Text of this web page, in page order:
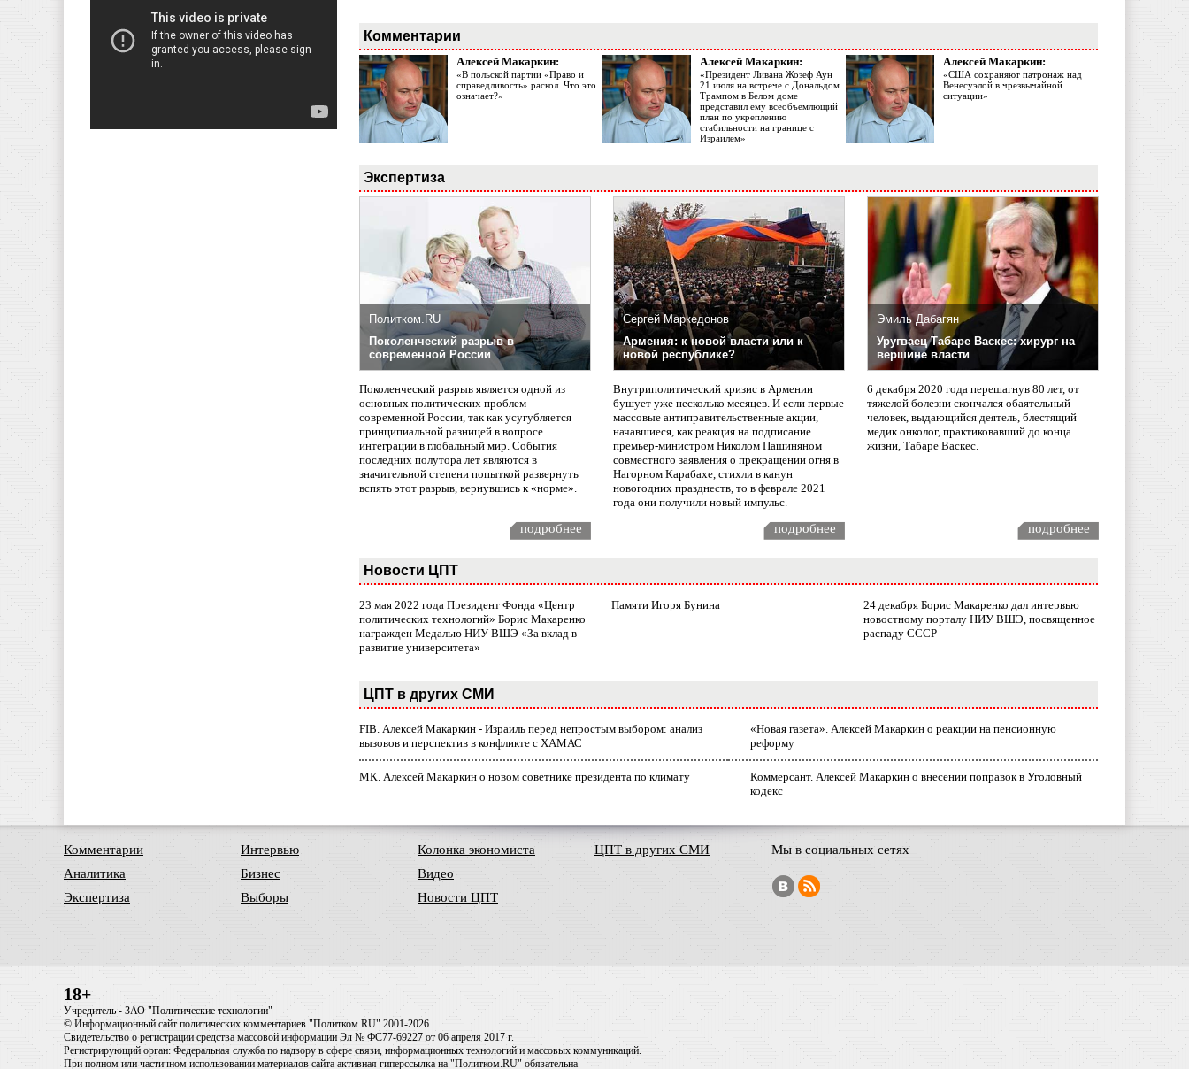
Комментарии
Алексей Макаркин:
«В польской партии «Право и
справедливость» раскол. Что это
означает?»
Алексей Макаркин:
«Президент Ливана Жозеф Аун
21 июля на встрече с Дональдом
Трампом в Белом доме
представил ему всеобъемлющий
план по укреплению
стабильности на границе с
Израилем»
Алексей Макаркин:
«США сохраняют патронаж над
Венесуэлой в чрезвычайной
ситуации»
Экспертиза
Политком.RU
Поколенческий разрыв в
современной России
Поколенческий разрыв является одной из
основных политических проблем
современной России, так как усугубляется
принципиальной разницей в вопросе
интеграции в глобальный мир. События
последних полутора лет являются в
значительной степени попыткой развернуть
вспять этот разрыв, вернувшись к «норме».
Сергей Маркедонов
Армения: к новой власти или к
новой республике?
Внутриполитический кризис в Армении
бушует уже несколько месяцев. И если первые
массовые антиправительственные акции,
начавшиеся, как реакция на подписание
премьер-министром Николом Пашиняном
совместного заявления о прекращении огня в
Нагорном Карабахе, стихли в канун
новогодних празднеств, то в феврале 2021
года они получили новый импульс.
Эмиль Дабагян
Уругваец Табаре Васкес: хирург на
вершине власти
6 декабря 2020 года перешагнув 80 лет, от
тяжелой болезни скончался обаятельный
человек, выдающийся деятель, блестящий
медик онколог, практиковавший до конца
жизни, Табаре Васкес.
подробнее подробнее подробнее
Новости ЦПТ
23 мая 2022 года Президент Фонда «Центр
политических технологий» Борис Макаренко
награжден Медалью НИУ ВШЭ «За вклад в
развитие университета»
Памяти Игоря Бунина
24 декабря Борис Макаренко дал интервью
новостному порталу НИУ ВШЭ, посвященное
распаду СССР
ЦПТ в других СМИ
FIB. Алексей Макаркин - Израиль перед непростым выбором: анализ
вызовов и перспектив в конфликте с ХАМАС
«Новая газета». Алексей Макаркин о реакции на пенсионную
реформу
МК. Алексей Макаркин о новом советнике президента по климату
Коммерсант. Алексей Макаркин о внесении поправок в Уголовный
кодекс
Комментарии
Аналитика
Экспертиза
Интервью
Бизнес
Выборы
Колонка экономиста
Видео
Новости ЦПТ
ЦПТ в других СМИ Мы в социальных сетях
18+
Учредитель - ЗАО "Политические технологии"
© Информационный сайт политических комментариев "Политком.RU" 2001-2026
Свидетельство о регистрации средства массовой информации Эл № ФС77-69227 от 06 апреля 2017 г.
Регистрирующий орган: Федеральная служба по надзору в сфере связи, информационных технологий и массовых коммуникаций.
При полном или частичном использовании материалов сайта активная гиперссылка на "Политком.RU" обязательна